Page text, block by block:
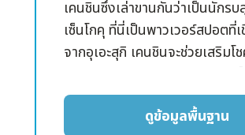
เคนชินซึ่งเล่าขานกันว่าเป็นนักร
เซ็นโกคุ ที่นี่เป็นพาวเวอร์สปอต
จากอุเอะสุกิ เคนชินจะช่วยเสริม
และทำให้กิจการรุ่งเรือง
สะพานไมซึรุบาชิตรงทางเดินเข้
ดูข้อมูลพื้นฐาน